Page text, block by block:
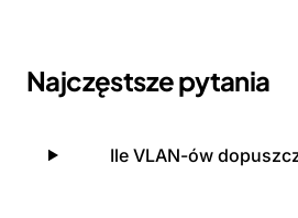
Najczęstsze pytania
Ile VLAN-ów